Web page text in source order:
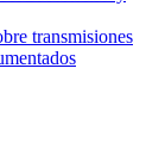
transmisiones